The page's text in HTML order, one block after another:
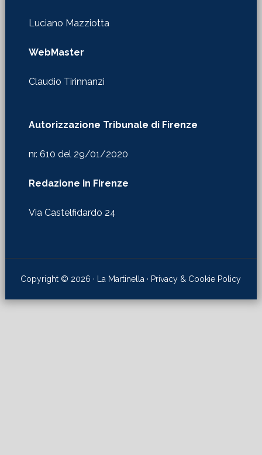
Luciano Mazziotta
WebMaster
Claudio Tirinnanzi
Autorizzazione Tribunale di Firenze
nr. 610 del 29/01/2020
Redazione in Firenze
Via Castelfidardo 24
Copyright © 2026 · La Martinella · Privacy & Cookie Policy